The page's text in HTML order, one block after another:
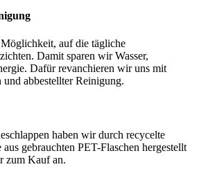
auf die tägliche
Damit sparen wir Wasser,
Dafür revanchieren wir uns mit
und abbestellter Reinigung.
haben wir durch recycelte
aus gebrauchten PET-Flaschen hergestellt
zum Kauf an.